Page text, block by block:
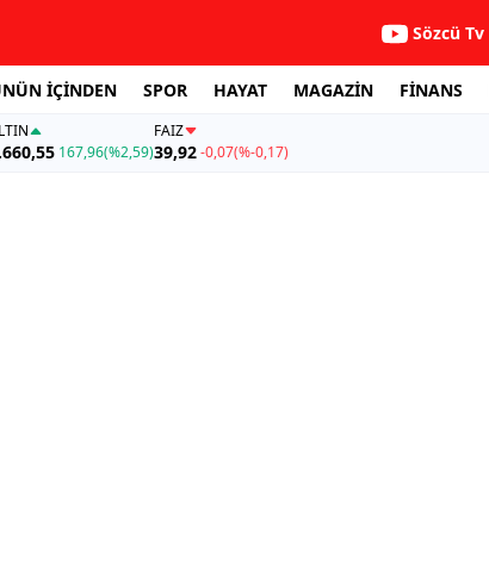
Sözcü Tv
İÇİNDEN SPOR HAYAT MAGAZİN FİNANS
167,96(%2,59)
FAİZ
39,92-0,07(%-0,17)